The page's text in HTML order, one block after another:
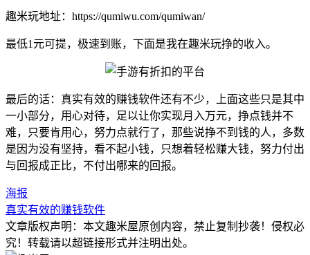
趣米玩地址：https://qumiwu.com/qumiwan/
最低1元可提，极速到账，下面是我在趣米玩挣的收入。
最后的话：真实有效的赚钱软件还有不少，上面这些只是其中
一小部分，用心对待，足以让你实现月入万元，挣点钱并不
难，只要肯用心，努力点就行了，那些说挣不到钱的人，多数
是因为没有坚持，看不起小钱，只想着轻松赚大钱，努力付出
与回报成正比，不付出哪来的回报。
海报
真实有效的赚钱软件
文章版权声明：本文趣米屋原创内容，禁止复制抄袭！侵权必
究！转载请以超链接形式并注明出处。